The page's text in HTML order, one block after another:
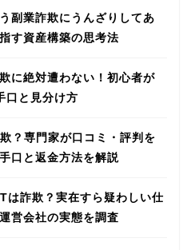
副業詐欺にうんざりしてあ
す資産構築の思考法
に絶対遭わない！初心者が
口と見分け方
？専門家が口コミ・評判を
口と返金方法を解説
は詐欺？実在すら疑わしい仕
営会社の実態を調査